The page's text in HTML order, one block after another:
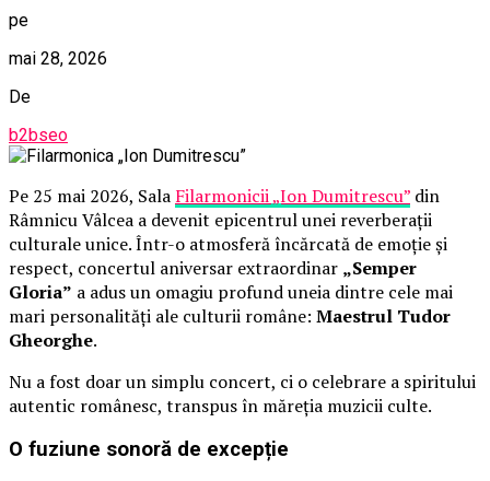
pe
mai 28, 2026
De
b2bseo
Pe 25 mai 2026, Sala Filarmonicii „Ion Dumitrescu” din
Râmnicu Vâlcea a devenit epicentrul unei reverberații
culturale unice. Într-o atmosferă încărcată de emoție și
respect, concertul aniversar extraordinar „Semper
Gloria” a adus un omagiu profund uneia dintre cele mai
mari personalități ale culturii române: Maestrul Tudor
Gheorghe.
Nu a fost doar un simplu concert, ci o celebrare a spiritului
autentic românesc, transpus în măreția muzicii culte.
O fuziune sonoră de excepție